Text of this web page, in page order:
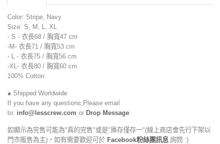
Color: Stripe, Navy
Size: S, M, L, XL
- S - 衣長68 / 胸寬47 cm
-M- 衣長71 / 胸寬53 cm
- L - 衣長75 / 胸寬56 cm
-XL- 衣長80 / 胸寬60 cm
100% Cotton
● Shipped Worldwide
If you have any questions,Please email
to: info@lesscrew.com or Drop Message
如顯示為完售可能為"真的完售"或是"庫存僅存一"(線上商店會先行下架以
門市販售為主)，如有需要歡迎可於 Facebook粉絲團訊息 詢問 :)